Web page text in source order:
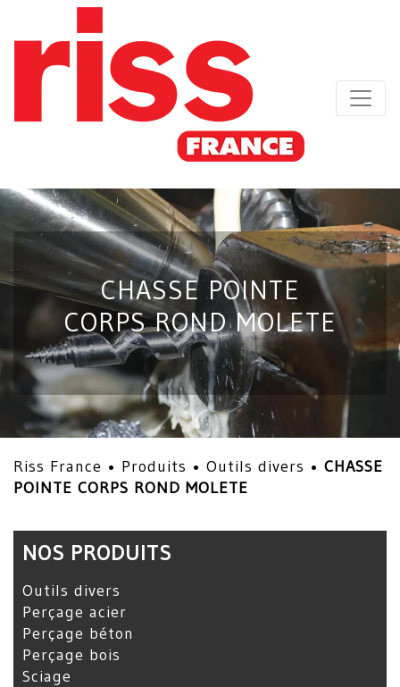
CHASSE POINTE
CORPS ROND MOLETE
Riss France • Produits • Outils divers • CHASSE
POINTE CORPS ROND MOLETE
NOS PRODUITS
Outils divers
Perçage acier
Perçage béton
Perçage bois
Sciage